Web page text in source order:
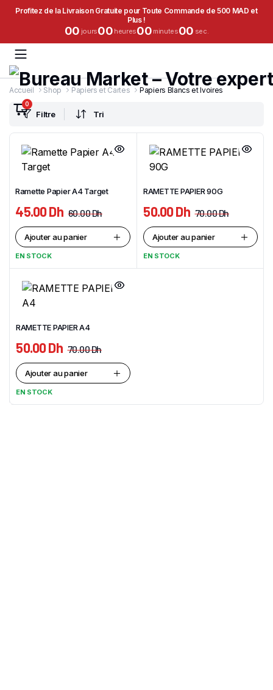
Profitez de la Livraison Gratuite pour Toute Commande de 500 MAD et
Plus !
00 jours00 heures00 minutes00 sec.
0
Accueil Shop Papiers et Cartes Papiers Blancs et Ivoires
Filtre Tri
Ramette Papier A4 Target
60.00Dh
45.00Dh
Ajouter au panier
EN STOCK
RAMETTE PAPIER 90G
70.00Dh
50.00Dh
Ajouter au panier
EN STOCK
RAMETTE PAPIER A4
70.00Dh
50.00Dh
Ajouter au panier
EN STOCK